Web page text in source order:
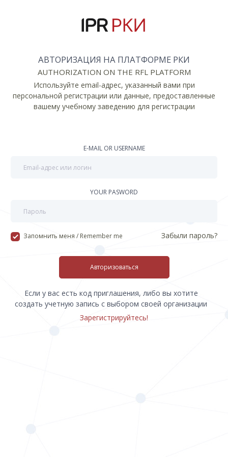
АВТОРИЗАЦИЯ НА ПЛАТФОРМЕ РКИ
AUTHORIZATION ON THE RFL PLATFORM
Используйте email-адрес, указанный вами при
персональной регистрации или данные, предоставленные
вашему учебному заведению для регистрации
E-MAIL OR USERNAME
YOUR PASWORD
Запомнить меня / Remember me Забыли пароль?
Авторизоваться
Если у вас есть код приглашения, либо вы хотите
создать учетную запись с выбором своей организации
Зарегистрируйтесь!